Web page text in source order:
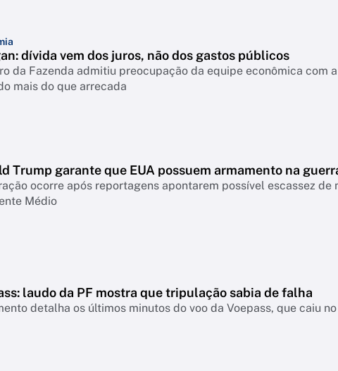
dívida vem dos juros, não dos gastos públicos
da Fazenda admitiu preocupação da equipe econômica com
mais do que arrecada
Trump garante que EUA possuem armamento na
ocorre após reportagens apontarem possível escassez
Médio
laudo da PF mostra que tripulação sabia de falha
detalha os últimos minutos do voo da Voepass, que caiu